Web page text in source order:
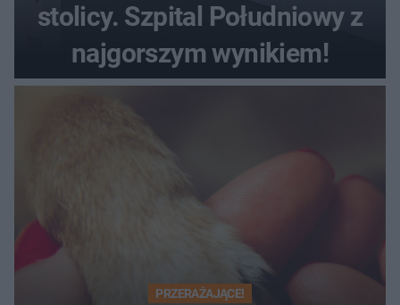
stolicy. Szpital Południowy z
najgorszym wynikiem!
PRZERAŻAJĄCE!